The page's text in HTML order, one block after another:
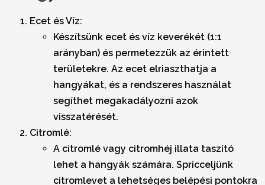
Ecet és Víz:
Készítsünk ecet és víz keverékét (1:1
arányban) és permetezzük az érintett
területekre. Az ecet elriaszthatja a
hangyákat, és a rendszeres használat
segíthet megakadályozni azok
visszatérését.
Citromlé:
A citromlé vagy citromhéj illata taszító
lehet a hangyák számára. Spricceljünk
citromlevet a lehetséges belépési pontokra